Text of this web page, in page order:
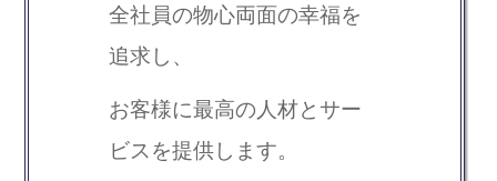
全社員の物心両面の幸福を
追求し、
お客様に最高の人材とサー
ビスを提供します。